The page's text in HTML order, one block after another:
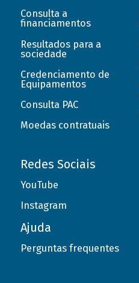
Consulta a
financiamentos
Resultados para a
sociedade
Credenciamento de
Equipamentos
Consulta PAC
Moedas contratuais
Redes Sociais
YouTube
Instagram
Ajuda
Perguntas frequentes